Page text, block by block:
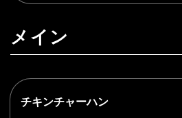
メイン
チキンチャーハン